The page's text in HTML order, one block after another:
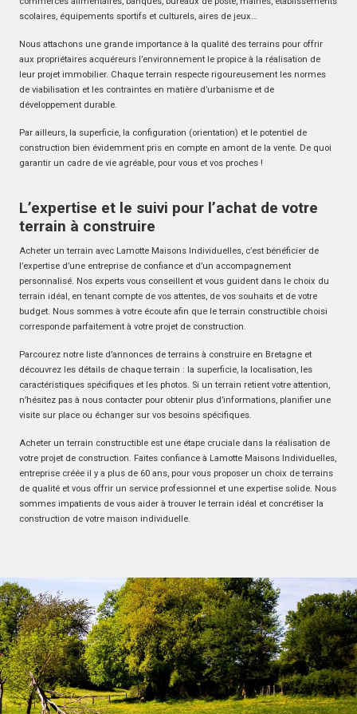
scolaires, équipements sportifs et culturels, aires de jeux…
Nous attachons une grande importance à la qualité des terrains pour offrir
aux propriétaires acquéreurs l’environnement le propice à la réalisation de
leur projet immobilier. Chaque terrain respecte rigoureusement les normes
de viabilisation et les contraintes en matière d’urbanisme et de
développement durable.
Par ailleurs, la superficie, la configuration (orientation) et le potentiel de
construction bien évidemment pris en compte en amont de la vente. De quoi
garantir un cadre de vie agréable, pour vous et vos proches !
L’expertise et le suivi pour l’achat de votre
terrain à construire
Acheter un terrain avec Lamotte Maisons Individuelles, c’est bénéficier de
l’expertise d’une entreprise de confiance et d’un accompagnement
personnalisé. Nos experts vous conseillent et vous guident dans le choix du
terrain idéal, en tenant compte de vos attentes, de vos souhaits et de votre
budget. Nous sommes à votre écoute afin que le terrain constructible choisi
corresponde parfaitement à votre projet de construction.
Parcourez notre liste d’annonces de terrains à construire en Bretagne et
découvrez les détails de chaque terrain : la superficie, la localisation, les
caractéristiques spécifiques et les photos. Si un terrain retient votre attention,
n’hésitez pas à nous contacter pour obtenir plus d’informations, planifier une
visite sur place ou échanger sur vos besoins spécifiques.
Acheter un terrain constructible est une étape cruciale dans la réalisation de
votre projet de construction. Faites confiance à Lamotte Maisons Individuelles,
entreprise créée il y a plus de 60 ans, pour vous proposer un choix de terrains
de qualité et vous offrir un service professionnel et une expertise solide. Nous
sommes impatients de vous aider à trouver le terrain idéal et concrétiser la
construction de votre maison individuelle.